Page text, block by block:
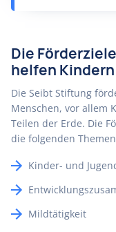
Die
helfen
Die Seibt Stiftung
Menschen, vor allem
Teilen der Erde. Die
die folgenden
Kinder- und
Mildtätigkeit